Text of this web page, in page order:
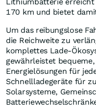
170 km und bietet
Um das reibungslose
die Reichweite zu
komplettes Lade-
gewährleistet
Energielösungen für
Schnellladegeräte für
Solarsysteme,